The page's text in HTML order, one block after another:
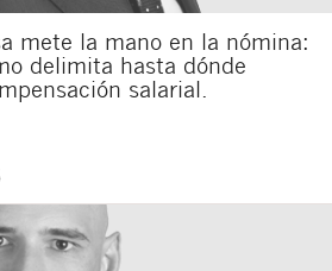
mete la mano en la nómina:
delimita hasta dónde
salarial.